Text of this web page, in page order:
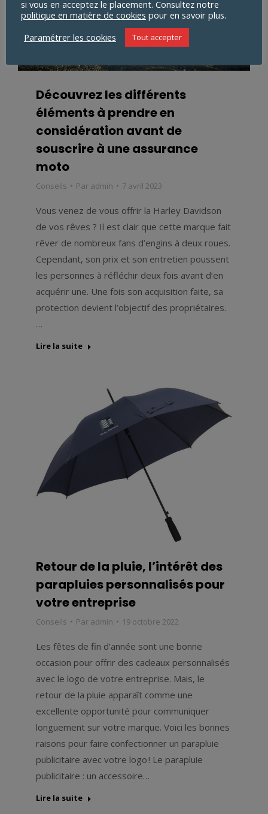
Découvrez les différents
éléments à prendre en
considération avant de
souscrire à une assurance
moto
Conseils Par admin 7 avril 2023
Vous venez de vous offrir la Harley Davidson
de vos rêves ? Il est clair que cette marque fait
rêver de nombreux fans d’engins à deux roues.
Cependant, son prix et son entretien poussent
les personnes à réfléchir deux fois avant d’en
acquérir une. Une fois son acquisition faite, sa
protection devient l’objectif des propriétaires.
…
Lire la suite
Retour de la pluie, l’intérêt des
parapluies personnalisés pour
votre entreprise
Conseils Par admin 19 octobre 2022
Les fêtes de fin d’année sont une bonne
occasion pour offrir des cadeaux personnalisés
avec le logo de votre entreprise. Mais, le
retour de la pluie apparaît comme une
excellente opportunité pour communiquer
longuement sur votre marque. Voici les bonnes
raisons pour faire confectionner un parapluie
publicitaire avec votre logo ! Le parapluie
publicitaire : un accessoire…
Lire la suite
si vous en acceptez le placement. Consultez notre
politique en matière de cookies pour en savoir plus.
Paramétrer les cookies
Tout accepter